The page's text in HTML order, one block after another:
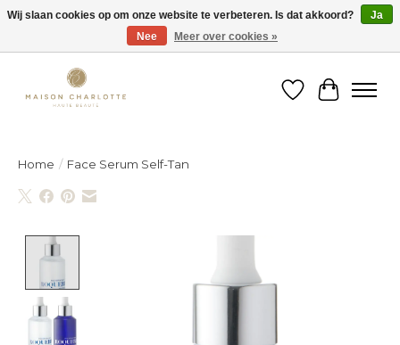
Gratis verzending binnen België vanaf €150
Verlanglijst
Home / Face Serum Self-Tan
Wij slaan cookies op om onze website te verbeteren. Is dat akkoord?
Ja
Nee
Meer over cookies »